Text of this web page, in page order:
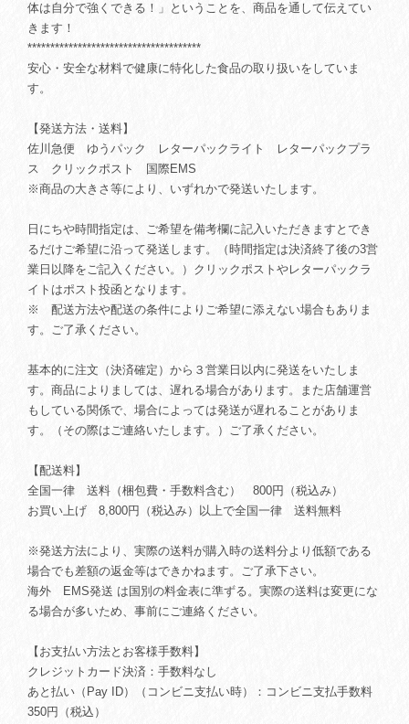
体は自分で強くできる！」ということを、商品を通して伝えてい
きます！
**************************************
安心・安全な材料で健康に特化した食品の取り扱いをしていま
す。
【発送方法・送料】
佐川急便 ゆうパック レターパックライト レターパックプラ
ス クリックポスト 国際EMS
※商品の大きさ等により、いずれかで発送いたします。
日にちや時間指定は、ご希望を備考欄に記入いただきますとでき
るだけご希望に沿って発送します。（時間指定は決済終了後の3営
業日以降をご記入ください。）クリックポストやレターパックラ
イトはポスト投函となります。
※ 配送方法や配送の条件によりご希望に添えない場合もありま
す。ご了承ください。
基本的に注文（決済確定）から３営業日以内に発送をいたしま
す。商品によりましては、遅れる場合があります。また店舗運営
もしている関係で、場合によっては発送が遅れることがありま
す。（その際はご連絡いたします。）ご了承ください。
【配送料】
全国一律 送料（梱包費・手数料含む） 800円（税込み）
お買い上げ 8,800円（税込み）以上で全国一律 送料無料
※発送方法により、実際の送料が購入時の送料分より低額である
場合でも差額の返金等はできかねます。ご了承下さい。
海外 EMS発送 は国別の料金表に準ずる。実際の送料は変更にな
る場合が多いため、事前にご連絡ください。
【お支払い方法とお客様手数料】
クレジットカード決済：手数料なし
あと払い（Pay ID）（コンビニ支払い時）：コンビニ支払手数料
350円（税込）